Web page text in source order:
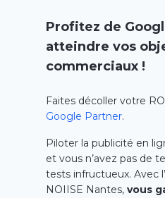
Profitez de
atteindre vos
commerciaux !
Faites décoller votre
Google Partner.
Piloter la publicité en
et vous n’avez pas de
tests infructueux. Avec
NOIISE Nantes, vous